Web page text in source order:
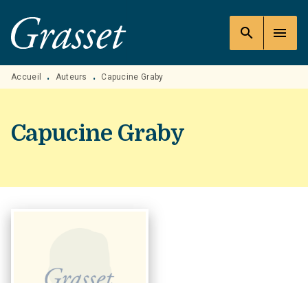
MENU RECHERCHE
PIED DE PAGE
search menu
Accueil • Auteurs • Capucine Graby
Capucine Graby